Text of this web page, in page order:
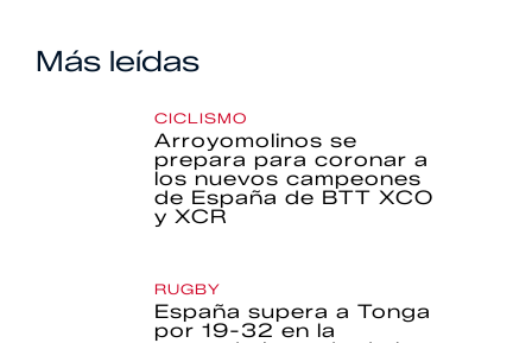
Más leídas
CICLISMO
Arroyomolinos se
prepara para coronar a
los nuevos campeones
de España de BTT XCO
y XCR
RUGBY
España supera a Tonga
por 19-32 en la